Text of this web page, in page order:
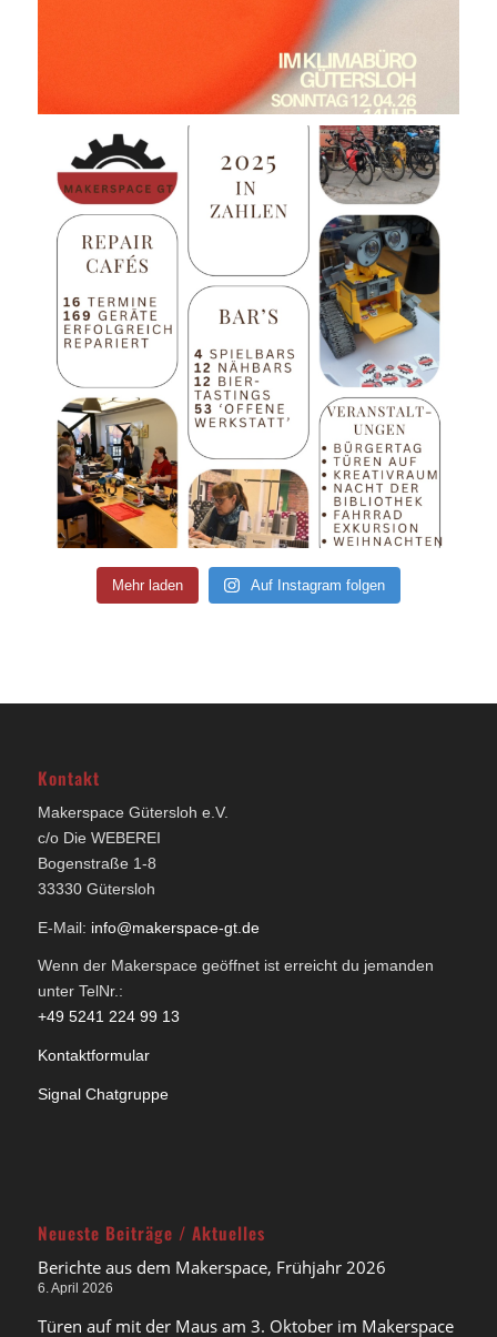
Mehr laden Auf Instagram folgen
Kontakt
Makerspace Gütersloh e.V.
c/o Die WEBEREI
Bogenstraße 1-8
33330 Gütersloh
E-Mail: info@makerspace-gt.de
Wenn der Makerspace geöffnet ist erreicht du jemanden
unter TelNr.:
+49 5241 224 99 13
Kontaktformular
Signal Chatgruppe
Neueste Beiträge / Aktuelles
Berichte aus dem Makerspace, Frühjahr 2026
6. April 2026
Türen auf mit der Maus am 3. Oktober im Makerspace